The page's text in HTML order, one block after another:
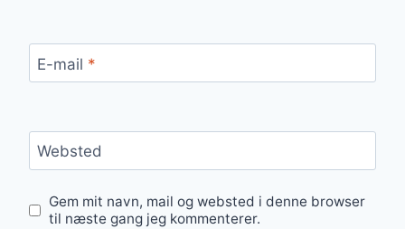
E-mail *
Websted
Gem mit navn, mail og websted i denne browser
til næste gang jeg kommenterer.